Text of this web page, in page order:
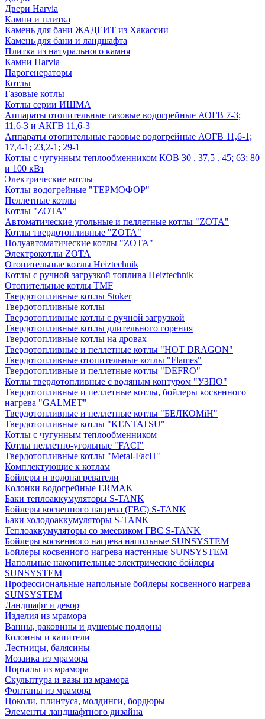
Двери Harvia
Камни и плитка
Камень для бани ЖАДЕИТ из Хакассии
Камень для бани и ландшафта
Плитка из натурального камня
Камни Harvia
Парогенераторы
Котлы
Газовые котлы
Котлы серии ИШМА
Аппараты отопительные газовые водогрейные АОГВ 7-3;
11,6-3 и АКГВ 11,6-3
Аппараты отопительные газовые водогрейные АОГВ 11,6-1;
17,4-1; 23,2-1; 29-1
Котлы с чугунным теплообменником КОВ 30 . 37,5 . 45; 63; 80
и 100 кВт
Электрические котлы
Котлы водогрейные "ТЕРМОФОР"
Пеллетные котлы
Котлы "ZOTA"
Автоматические угольные и пеллетные котлы "ZOTA"
Котлы твердотопливные "ZOTA"
Полуавтоматические котлы "ZOTA"
Электрокотлы ZOTA
Отопительные котлы Heiztechnik
Котлы с ручной загрузкой топлива Heiztechnik
Отопительные котлы TMF
Твердотопливные котлы Stoker
Твердотопливные котлы
Твердотопливные котлы с ручной загрузкой
Твердотопливные котлы длительного горения
Твердотопливные котлы на дровах
Твердотопливные и пеллетные котлы "HOT DRAGON"
Твердотопливные отопительные котлы "Flames"
Твердотопливные и пеллетные котлы "DEFRO"
Котлы твердотопливные с водяным контуром "УЗПО"
Твердотопливные и пеллетные котлы, бойлеры косвенного
нагрева "GALMET"
Твердотопливные и пеллетные котлы "БЕЛКОМiН"
Твердотопливные котлы "KENTATSU"
Котлы с чугунным теплообменником
Котлы пеллетно-угольные "FACI"
Твердотопливные котлы "Metal-FacH"
Комплектующие к котлам
Бойлеры и водонагреватели
Колонки водогрейные ERMAK
Баки теплоаккумуляторы S-TANK
Бойлеры косвенного нагрева (ГВС) S-TANK
Баки холодоаккумуляторы S-TANK
Теплоаккумуляторы со змеевиком ГВС S-TANK
Бойлеры косвенного нагрева напольные SUNSYSTEM
Бойлеры косвенного нагрева настенные SUNSYSTEM
Напольные накопительные электрические бойлеры
SUNSYSTEM
Профессиональные напольные бойлеры косвенного нагрева
SUNSYSTEM
Ландшафт и декор
Изделия из мрамора
Ванны, раковины и душевые поддоны
Колонны и капители
Лестницы, балясины
Мозаика из мрамора
Порталы из мрамора
Скульптура и вазы из мрамора
Фонтаны из мрамора
Цоколи, плинтуса, молдинги, бордюры
Элементы ландшафтного дизайна